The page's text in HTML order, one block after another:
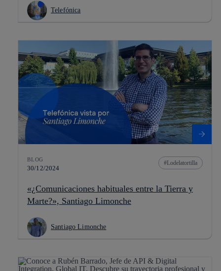
Telefónica
BLOG
30/12/2024
Lodelatortilla
«¿Comunicaciones habituales entre la Tierra y
Marte?», Santiago Limonche
Santiago Limonche